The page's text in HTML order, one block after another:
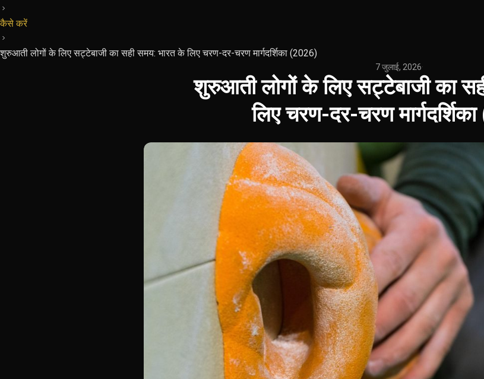
कैसे करें
शुरुआती लोगों के लिए सट्टेबाजी का सही समय: भारत के लिए चरण-दर-चरण मार्गदर्शिका (2026)
7 जुलाई, 2026·
शुरुआती लोगों के लिए सट्टेबाजी का
लिए चरण-दर-चरण